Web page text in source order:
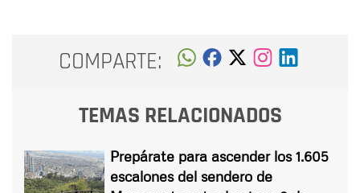
COMPARTE:
TEMAS RELACIONADOS
Prepárate para ascender los 1.605
escalones del sendero de